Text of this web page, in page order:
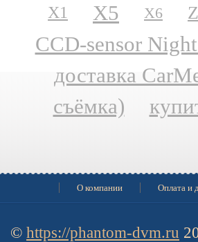
X1 X5 X6
CCD-sensor
доставка
съёмка)
О компании Оплата и
© https://phantom-dvm.ru